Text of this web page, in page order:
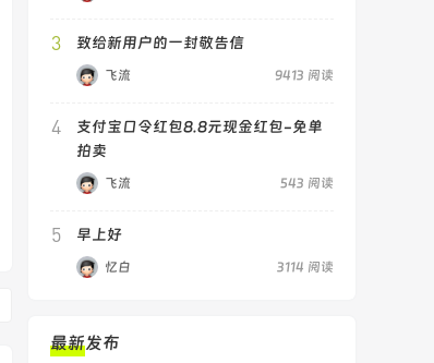
3 致给新用户的一封敬告信
9413 阅读
飞流
4
支付宝口令红包8.8元现金红包-免单
拍卖
543 阅读
飞流
5 早上好
3114 阅读
忆白
最新发布